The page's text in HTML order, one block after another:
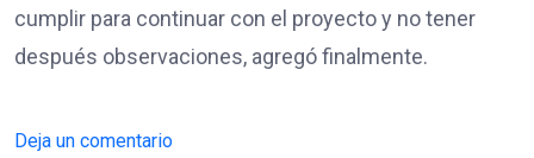
cumplir para continuar con el proyecto y no tener
después observaciones, agregó finalmente.
Deja un comentario